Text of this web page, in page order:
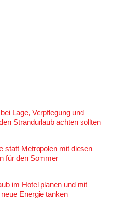
Lage, Verpflegung und
Strandurlaub achten sollten
statt Metropolen mit diesen
für den Sommer
im Hotel planen und mit
Energie tanken